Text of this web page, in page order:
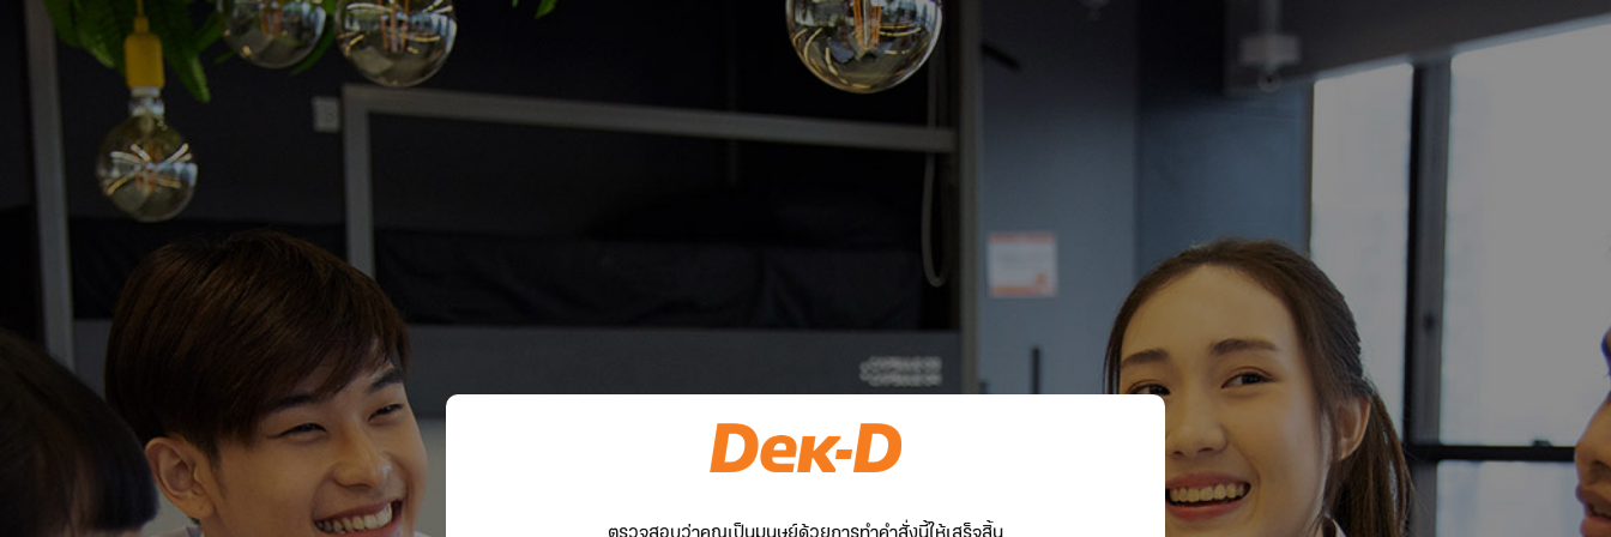
ตรวจสอบว่าคุณเป็นมนุษย์ด้วยการทำคำสั่งนี้ให้เสร็จสิ้น